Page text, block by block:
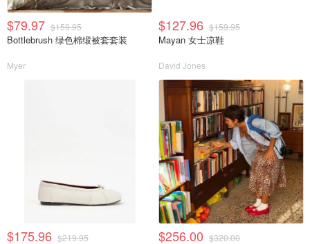
$79.97 $159.95
Bottlebrush 绿色棉缎被套套装
Myer
$127.96 $159.95
Mayan 女士凉鞋
David Jones
$175.96 $219.95 $256.00 $320.00